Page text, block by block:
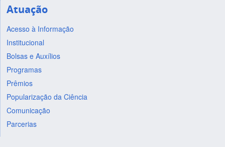
Atuação
Acesso à Informação
Institucional
Bolsas e Auxílios
Programas
Prêmios
Popularização da Ciência
Comunicação
Parcerias